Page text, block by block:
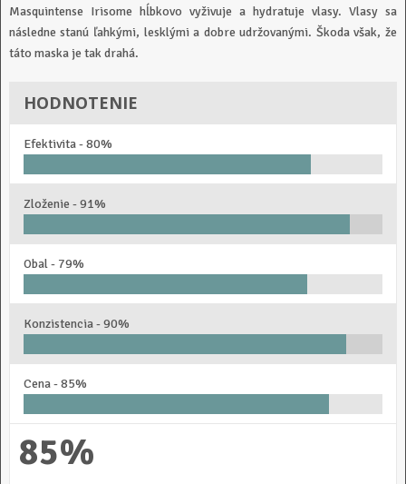
Masquintense Irisome hĺbkovo vyživuje a hydratuje vlasy. Vlasy sa
následne stanú ľahkými, lesklými a dobre udržovanými. Škoda však, že
táto maska je tak drahá.
HODNOTENIE
Efektivita -80%
Zloženie -91%
Obal - 79%
Konzistencia -90%
Cena -85%
85%